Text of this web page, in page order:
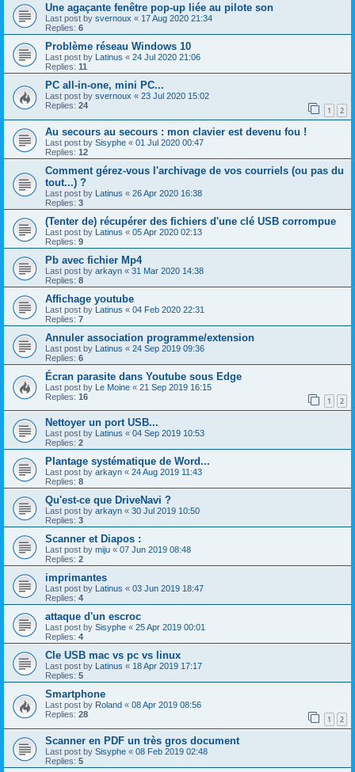
Une agaçante fenêtre pop-up liée au pilote son
Last post by svernoux « 17 Aug 2020 21:34
Replies: 6
Problème réseau Windows 10
Last post by Latinus « 24 Jul 2020 21:06
Replies: 11
PC all-in-one, mini PC...
Last post by svernoux « 23 Jul 2020 15:02
Replies: 24 1 2
Au secours au secours : mon clavier est devenu fou !
Last post by Sisyphe « 01 Jul 2020 00:47
Replies: 12
Comment gérez-vous l'archivage de vos courriels (ou pas du
tout...) ?
Last post by Latinus « 26 Apr 2020 16:38
Replies: 3
(Tenter de) récupérer des fichiers d'une clé USB corrompue
Last post by Latinus « 05 Apr 2020 02:13
Replies: 9
Pb avec fichier Mp4
Last post by arkayn « 31 Mar 2020 14:38
Replies: 8
Affichage youtube
Last post by Latinus « 04 Feb 2020 22:31
Replies: 7
Annuler association programme/extension
Last post by Latinus « 24 Sep 2019 09:36
Replies: 6
Écran parasite dans Youtube sous Edge
Last post by Le Moine « 21 Sep 2019 16:15
Replies: 16 1 2
Nettoyer un port USB...
Last post by Latinus « 04 Sep 2019 10:53
Replies: 2
Plantage systématique de Word...
Last post by arkayn « 24 Aug 2019 11:43
Replies: 8
Qu'est-ce que DriveNavi ?
Last post by arkayn « 30 Jul 2019 10:50
Replies: 3
Scanner et Diapos :
Last post by miju « 07 Jun 2019 08:48
Replies: 2
imprimantes
Last post by Latinus « 03 Jun 2019 18:47
Replies: 4
attaque d'un escroc
Last post by Sisyphe « 25 Apr 2019 00:01
Replies: 4
Cle USB mac vs pc vs linux
Last post by Latinus « 18 Apr 2019 17:17
Replies: 5
Smartphone
Last post by Roland « 08 Apr 2019 08:56
Replies: 28 1 2
Scanner en PDF un très gros document
Last post by Sisyphe « 08 Feb 2019 02:48
Replies: 5